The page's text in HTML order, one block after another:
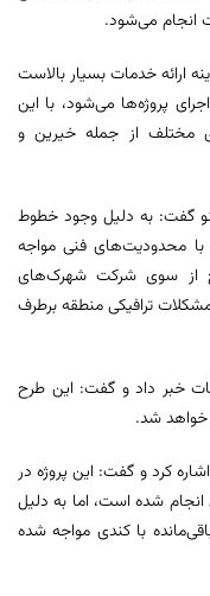
می‌شود.
ارائه خدمات بسیار بالاست
پروژه‌ها می‌شود، با این
مختلف از جمله خیرین و
گفت: به دلیل وجود خطوط
با محدودیت‌های فنی مواجه
از سوی شرکت شهرک‌های
ترافیکی منطقه برطرف
خبر داد و گفت: این طرح
خواهد شد.
کرد و گفت: این پروژه در
شده است، اما به دلیل
با کندی مواجه شده